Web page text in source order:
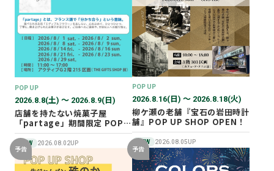
POP UP
2026.8.8(土) 〜 2026.8.9(日)
店舗を持たない焼菓子屋
「partage」期間限定 POP
UP SHOP オープン！
NEW 2026.08.02UP
POP UP
2026.8.16(日) 〜 2026.8.18(火)
柳ケ瀬の老舗『宝石の岩田時計
舗』POP UP SHOP OPEN！
NEW 2026.08.05UP
予告 予告